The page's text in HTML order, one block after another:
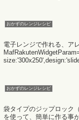
おかずのレンジレシピ
電子レンジで作れる、ア
おかずのレンジレシピ
袋タイプのジップロック
を使って、簡単に作る事